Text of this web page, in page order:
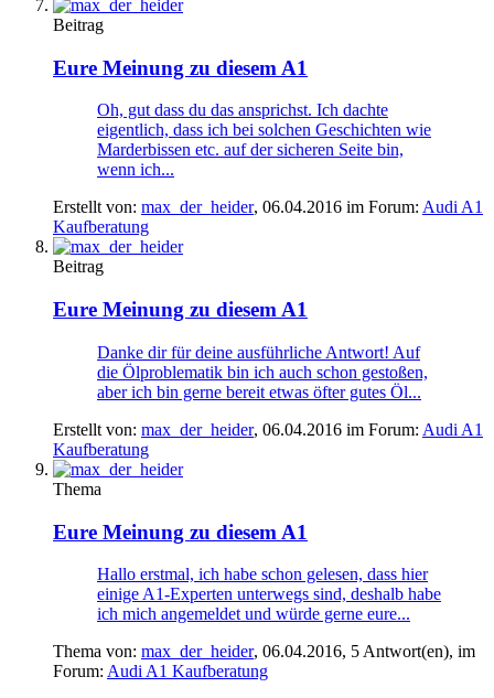
Beitrag
Eure Meinung zu diesem A1
Oh, gut dass du das ansprichst. Ich dachte
eigentlich, dass ich bei solchen Geschichten wie
Marderbissen etc. auf der sicheren Seite bin,
wenn ich...
Erstellt von: max_der_heider, 06.04.2016 im Forum: Audi A1
Kaufberatung
Beitrag
Eure Meinung zu diesem A1
Danke dir für deine ausführliche Antwort! Auf
die Ölproblematik bin ich auch schon gestoßen,
aber ich bin gerne bereit etwas öfter gutes Öl...
Erstellt von: max_der_heider, 06.04.2016 im Forum: Audi A1
Kaufberatung
Thema
Eure Meinung zu diesem A1
Hallo erstmal, ich habe schon gelesen, dass hier
einige A1-Experten unterwegs sind, deshalb habe
ich mich angemeldet und würde gerne eure...
Thema von: max_der_heider, 06.04.2016, 5 Antwort(en), im
Forum: Audi A1 Kaufberatung